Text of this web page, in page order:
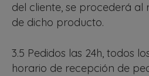
del cliente, se procederá al
de dicho producto.
3.5 Pedidos las 24h, todos
horario de recepción de